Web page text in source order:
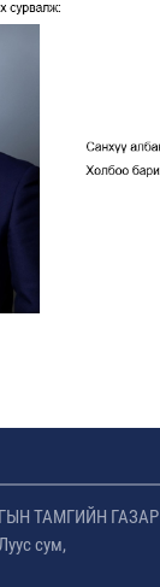
ТАМГИЙН ГАЗАР
сум,